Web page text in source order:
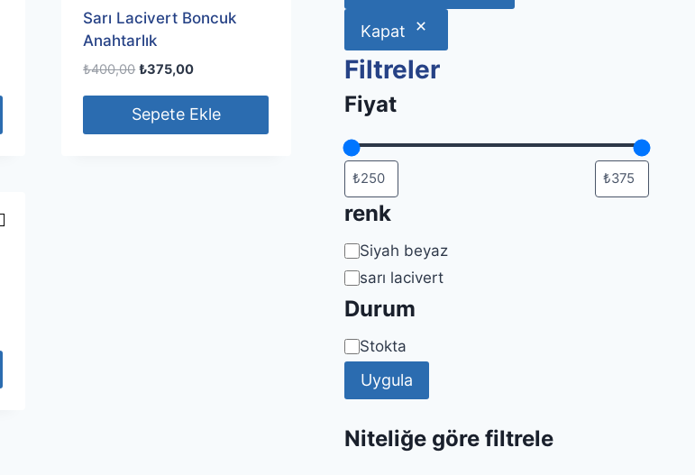
Sarı Lacivert Boncuk
Anahtarlık
₺400,00 Orijinal
₺400,00.
₺375,00Şu
fiyat:
₺375,00.
Sepete Ekle
Kapat
Filtreler
Fiyat
renk
Renk
Siyah beyaz
sarı lacivert
Durum
Uygunluk
Stokta
Uygula
Niteliğe göre filtrele